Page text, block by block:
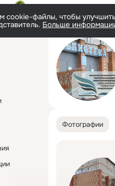
cookie-файлы, чтобы
Больше
Фотографии